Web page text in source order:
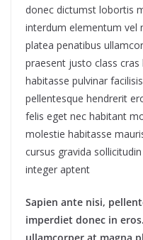
donec dictumst lobortis
interdum elementum vel
platea penatibus
praesent justo class
habitasse pulvinar
pellentesque hendrerit
felis eget nec habitant
molestie habitasse
cursus gravida
integer aptent
Sapien ante nisi,
imperdiet donec in